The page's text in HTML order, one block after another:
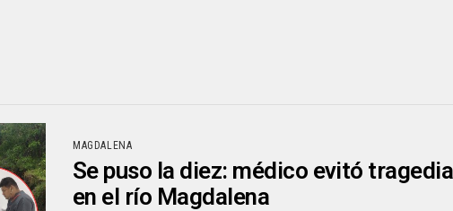
MAGDALENA
Se puso la diez: médico evitó
en el río Magdalena